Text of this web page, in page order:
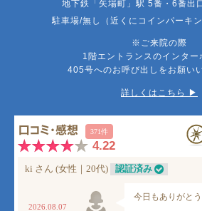
地下鉄「矢場町」駅 5番・6番出
駐車場/無し（近くにコインパーキン
※ご来院の際
1階エントランスのインター
405号へのお呼び出しをお願い
詳しくはこちら ▶︎